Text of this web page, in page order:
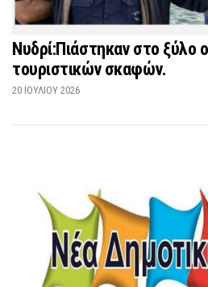
Νυδρί:Πιάστηκαν στο ξύλο
τουριστικών σκαφών.
20 ΙΟΥΛΊΟΥ 2026